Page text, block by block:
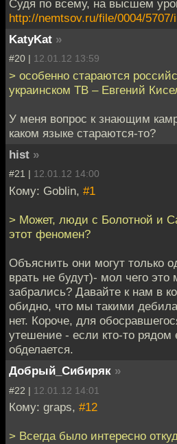
Судя по всему, на высшем
http://nemtsov.ru/file/0004/5707/
KatyKat »
#20 | 12.01.12 13:59
> особенно стараются
украинском ТВ – Евгений
У меня вопрос к знающим
каком языке стараются-то?
hist »
#21 | 12.01.12 14:00
Кому: Goblin, #1
> Может, люди с Болотной и
этот феномен?
Объяснить они могут только
врать не будут)- мол чего
забрались? Давайте к нам в
обидно, что мы такими
нет. Короче, для
утешение - если кто-то
обделается.
Добрый_Сибиряк »
#22 | 12.01.12 14:01
Кому: graps, #12
> Всегда было интересно